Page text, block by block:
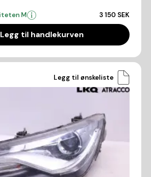
M 3 150 SEK
Legg til handlekurven
Legg til ønskeliste